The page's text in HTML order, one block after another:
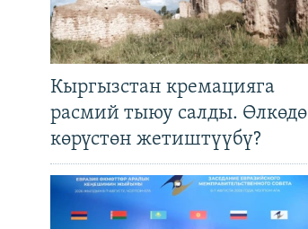
Кыргызстан кремацияга
расмий тыюу салды. Өлкөдө
көрүстөн жетиштүүбү?